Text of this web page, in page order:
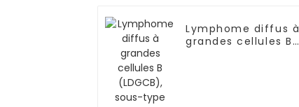
Lymphome diffus à
grandes cellules B